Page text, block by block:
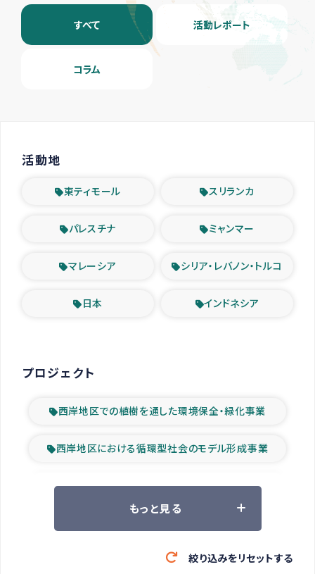
すべて 活動レポート
コラム
活動地
東ティモール スリランカ
パレスチナ ミャンマー
マレーシア シリア・レバノン・トルコ
日本 インドネシア
プロジェクト
西岸地区での植樹を通した環境保全・緑化事業
西岸地区における循環型社会のモデル形成事業
ツアー参加者の声
緊急救援の時代
もっと見る
絞り込みをリセットする